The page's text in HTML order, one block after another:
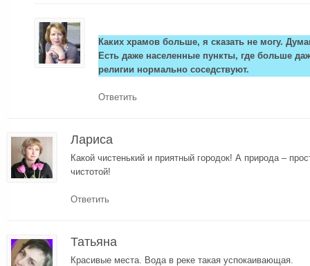
Каких храмов больше, я сказать не могу.
Есть даже населенные пункты, где больше
религии нормально соседствуют.
Ответить
Лариса
Какой чистенький и приятный городок! А природа –
чистотой!
Ответить
Татьяна
Красивые места. Вода в реке такая успокаивающая.